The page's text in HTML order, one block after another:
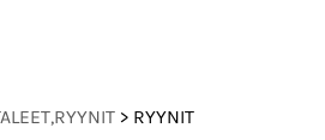
> RYYNIT